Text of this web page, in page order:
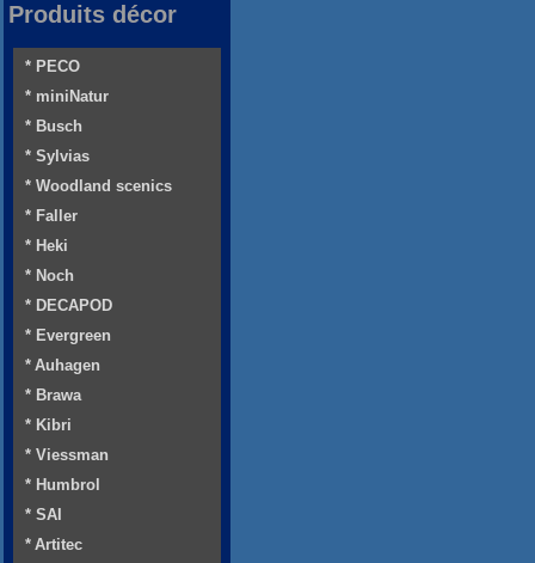
Produits décor
* PECO
* miniNatur
* Busch
* Sylvias
* Woodland scenics
* Faller
* Heki
* Noch
* DECAPOD
* Evergreen
* Auhagen
* Brawa
* Kibri
* Viessman
* Humbrol
* SAI
* Artitec